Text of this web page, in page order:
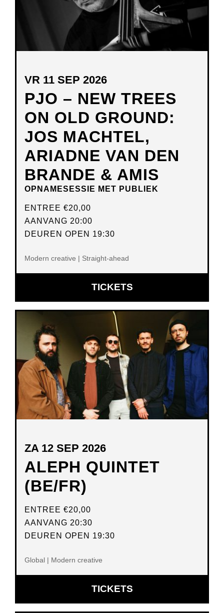
PJO – NEW TREES
ON OLD GROUND:
JOS MACHTEL,
ARIADNE VAN DEN
BRANDE & AMIS
OPNAMESESSIE MET PUBLIEK
VR 11 SEP 2026
ENTREE €20,00
AANVANG 20:00
DEUREN OPEN 19:30
Modern creative | Straight-ahead
TICKETSOPENT
IN
VENSTER
ALEPH QUINTET
(BE/FR)
ZA 12 SEP 2026
ENTREE €20,00
AANVANG 20:30
DEUREN OPEN 19:30
Global | Modern creative
TICKETSOPENT
IN